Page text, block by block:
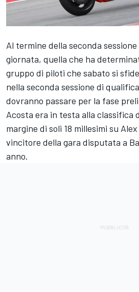
Al termine della seconda
giornata, quella che ha
gruppo di piloti che sabato si
nella seconda sessione di
dovranno passare per la fase
Acosta era in testa alla classifica
margine di soli 18 millesimi su
vincitore della gara disputata a
anno.